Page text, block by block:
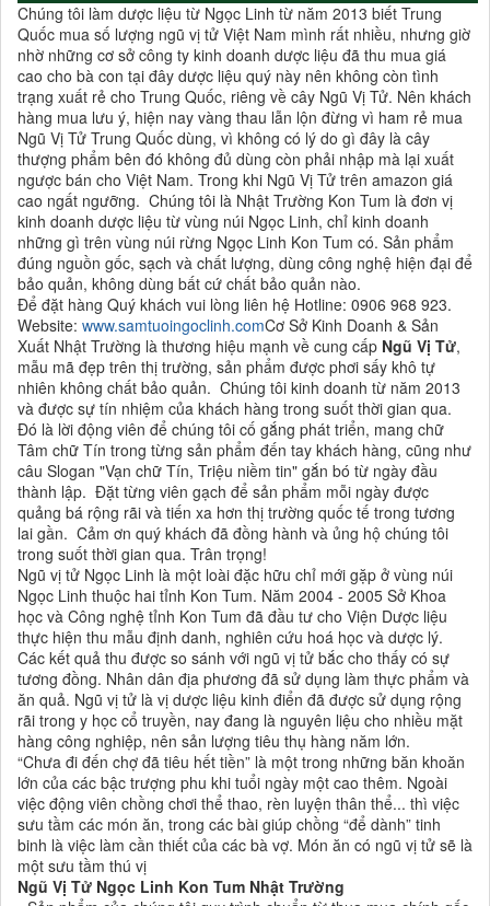
Chúng tôi làm dược liệu từ Ngọc Linh từ năm 2013 biết Trung
Quốc mua số lượng ngũ vị tử Việt Nam mình rất nhiều, nhưng giờ
nhờ những cơ sở công ty kinh doanh dược liệu đã thu mua giá
cao cho bà con tại đây dược liệu quý này nên không còn tình
trạng xuất rẻ cho Trung Quốc, riêng về cây Ngũ Vị Tử. Nên khách
hàng mua lưu ý, hiện nay vàng thau lẫn lộn đừng vì ham rẻ mua
Ngũ Vị Tử Trung Quốc dùng, vì không có lý do gì đây là cây
thượng phẩm bên đó không đủ dùng còn phải nhập mà lại xuất
ngược bán cho Việt Nam. Trong khi Ngũ Vị Tử trên amazon giá
cao ngất ngưỡng. Chúng tôi là Nhật Trường Kon Tum là đơn vị
kinh doanh dược liệu từ vùng núi Ngọc Linh, chỉ kinh doanh
những gì trên vùng núi rừng Ngọc Linh Kon Tum có. Sản phẩm
đúng nguồn gốc, sạch và chất lượng, dùng công nghệ hiện đại để
bảo quản, không dùng bất cứ chất bảo quản nào.
Để đặt hàng Quý khách vui lòng liên hệ Hotline: 0906 968 923.
Website: www.samtuoingoclinh.comCơ Sở Kinh Doanh & Sản
Xuất Nhật Trường là thương hiệu mạnh về cung cấp Ngũ Vị Tử,
mẫu mã đẹp trên thị trường, sản phẩm được phơi sấy khô tự
nhiên không chất bảo quản. Chúng tôi kinh doanh từ năm 2013
và được sự tín nhiệm của khách hàng trong suốt thời gian qua.
Đó là lời động viên để chúng tôi cố gắng phát triển, mang chữ
Tâm chữ Tín trong từng sản phẩm đến tay khách hàng, cũng như
câu Slogan "Vạn chữ Tín, Triệu niềm tin" gắn bó từ ngày đầu
thành lập. Đặt từng viên gạch để sản phẩm mỗi ngày được
quảng bá rộng rãi và tiến xa hơn thị trường quốc tế trong tương
lai gần. Cảm ơn quý khách đã đồng hành và ủng hộ chúng tôi
trong suốt thời gian qua. Trân trọng!
Ngũ vị tử Ngọc Linh là một loài đặc hữu chỉ mới gặp ở vùng núi
Ngọc Linh thuộc hai tỉnh Kon Tum. Năm 2004 - 2005 Sở Khoa
học và Công nghệ tỉnh Kon Tum đã đầu tư cho Viện Dược liệu
thực hiện thu mẫu định danh, nghiên cứu hoá học và dược lý.
Các kết quả thu được so sánh với ngũ vị tử bắc cho thấy có sự
tương đồng. Nhân dân địa phương đã sử dụng làm thực phẩm và
ăn quả. Ngũ vị tử là vị dược liệu kinh điển đã được sử dụng rộng
rãi trong y học cổ truyền, nay đang là nguyên liệu cho nhiều mặt
hàng công nghiệp, nên sản lượng tiêu thụ hàng năm lớn.
“Chưa đi đến chợ đã tiêu hết tiền” là một trong những băn khoăn
lớn của các bậc trượng phu khi tuổi ngày một cao thêm. Ngoài
việc động viên chồng chơi thể thao, rèn luyện thân thể... thì việc
sưu tầm các món ăn, trong các bài giúp chồng “để dành” tinh
binh là việc làm cần thiết của các bà vợ. Món ăn có ngũ vị tử sẽ là
một sưu tầm thú vị
Ngũ Vị Tử Ngọc Linh Kon Tum Nhật Trường